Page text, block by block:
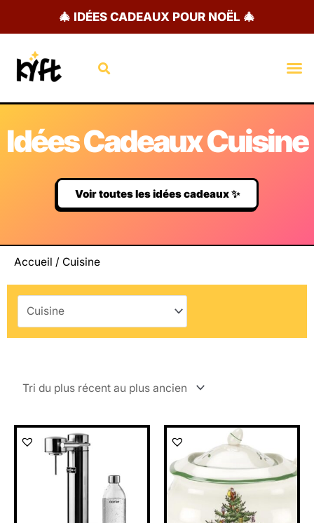
🎄 IDÉES CADEAUX POUR NOËL 🎄
Rechercher
Idées Cadeaux Cuisine
Voir toutes les idées cadeaux ✨
Accueil / Cuisine
Le
prix
initial
était :
54,34 €.
Le
prix
actuel
est :
49,45 €.